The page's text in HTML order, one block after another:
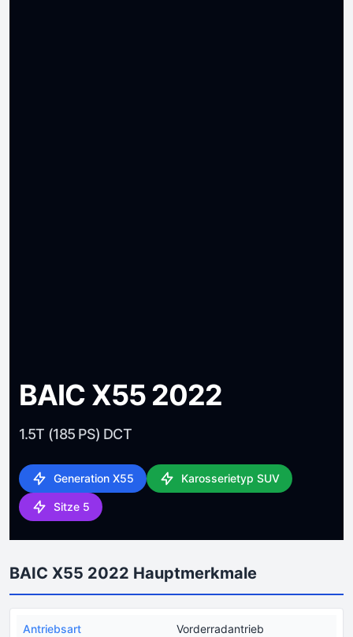
BAIC X55 2022
1.5T (185 PS) DCT
Generation X55 Karosserietyp SUV
Sitze 5
BAIC X55 2022 Hauptmerkmale
Antriebsart Vorderradantrieb